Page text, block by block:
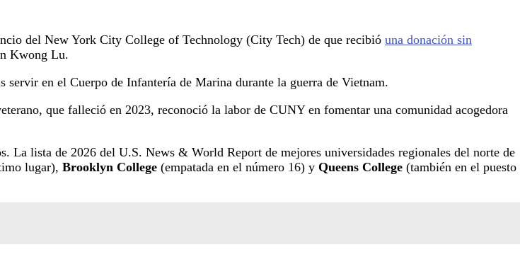
del New York City College of Technology (City Tech) de que recibió una donación sin
Kwong Lu.
en el Cuerpo de Infantería de Marina durante la guerra de Vietnam.
que falleció en 2023, reconoció la labor de CUNY en fomentar una comunidad acogedora
La lista de 2026 del U.S. News & World Report de mejores universidades regionales del norte de
lugar), Brooklyn College (empatada en el número 16) y Queens College (también en el puesto